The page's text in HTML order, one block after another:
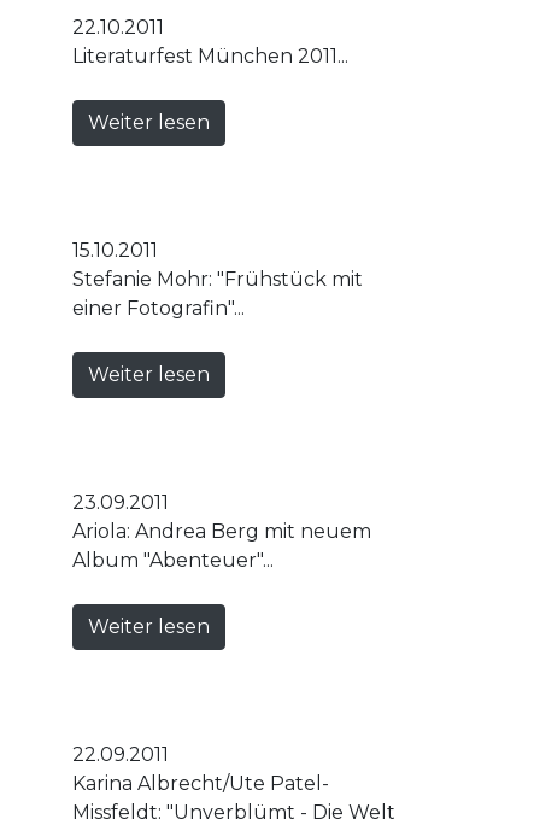
22.10.2011
Literaturfest München 2011...
Weiter lesen
15.10.2011
Stefanie Mohr: "Frühstück mit
einer Fotografin"...
Weiter lesen
23.09.2011
Ariola: Andrea Berg mit neuem
Album "Abenteuer"...
Weiter lesen
22.09.2011
Karina Albrecht/Ute Patel-
Missfeldt: "Unverblümt - Die Welt